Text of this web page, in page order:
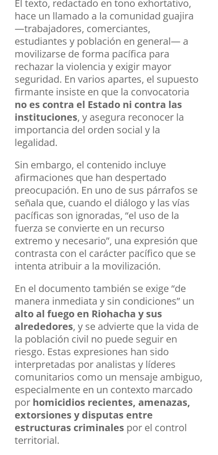
El texto, redactado en tono exhortativo,
hace un llamado a la comunidad guajira
—trabajadores, comerciantes,
estudiantes y población en general— a
movilizarse de forma pacífica para
rechazar la violencia y exigir mayor
seguridad. En varios apartes, el supuesto
firmante insiste en que la convocatoria
no es contra el Estado ni contra las
instituciones, y asegura reconocer la
importancia del orden social y la
legalidad.
Sin embargo, el contenido incluye
afirmaciones que han despertado
preocupación. En uno de sus párrafos se
señala que, cuando el diálogo y las vías
pacíficas son ignoradas, “el uso de la
fuerza se convierte en un recurso
extremo y necesario”, una expresión que
contrasta con el carácter pacífico que se
intenta atribuir a la movilización.
En el documento también se exige “de
manera inmediata y sin condiciones” un
alto al fuego en Riohacha y sus
alrededores, y se advierte que la vida de
la población civil no puede seguir en
riesgo. Estas expresiones han sido
interpretadas por analistas y líderes
comunitarios como un mensaje ambiguo,
especialmente en un contexto marcado
por homicidios recientes, amenazas,
extorsiones y disputas entre
estructuras criminales por el control
territorial.